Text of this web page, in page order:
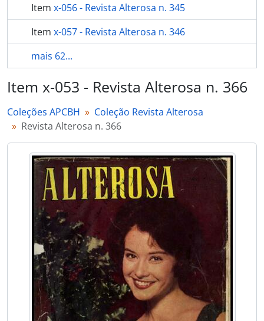
Item x-056 - Revista Alterosa n. 345
Item x-057 - Revista Alterosa n. 346
mais 62...
Item x-053 - Revista Alterosa n. 366
Coleções APCBH
Coleção Revista Alterosa
Revista Alterosa n. 366